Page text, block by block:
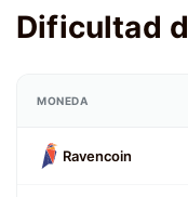
Dificultad
MONEDA
Ravencoin